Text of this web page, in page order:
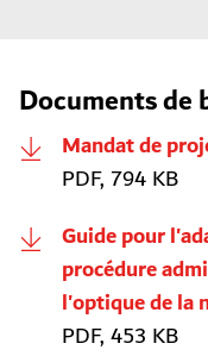
Documents de
Mandat de
PDF, 794 KB
Guide pour
procédure
l'optique de la
PDF, 453 KB